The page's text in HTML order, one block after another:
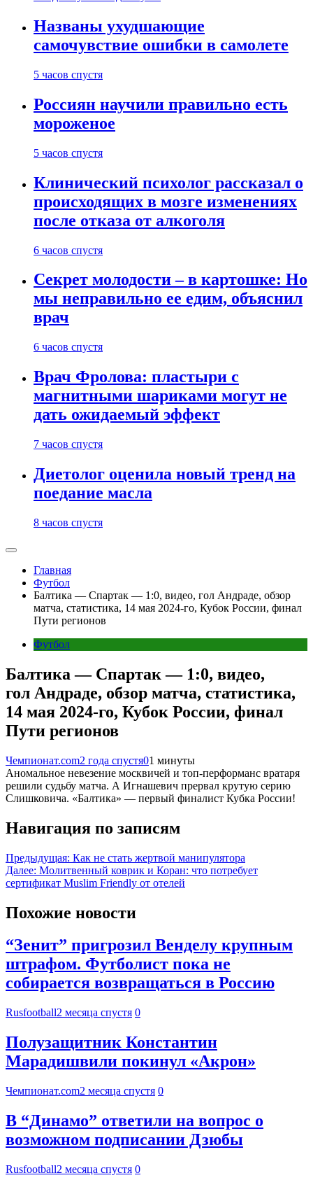
Названы ухудшающие
самочувствие ошибки в самолете
5 часов спустя
Россиян научили правильно есть
мороженое
5 часов спустя
Клинический психолог рассказал о
происходящих в мозге изменениях
после отказа от алкоголя
6 часов спустя
Секрет молодости – в картошке: Но
мы неправильно ее едим, объяснил
врач
6 часов спустя
Врач Фролова: пластыри с
магнитными шариками могут не
дать ожидаемый эффект
7 часов спустя
Диетолог оценила новый тренд на
поедание масла
8 часов спустя
Главная
Футбол
Балтика — Спартак — 1:0, видео, гол Андраде, обзор
матча, статистика, 14 мая 2024-го, Кубок России, финал
Пути регионов
Футбол
Балтика — Спартак — 1:0, видео,
гол Андраде, обзор матча, статистика,
14 мая 2024-го, Кубок России, финал
Пути регионов
Чемпионат.com2 года спустя01 минуты
Аномальное невезение москвичей и топ-перформанс вратаря
решили судьбу матча. А Игнашевич прервал крутую серию
Слишковича. «Балтика» — первый финалист Кубка России!
Навигация по записям
Предыдущая: Как не стать жертвой манипулятора
Далее: Молитвенный коврик и Коран: что потребует
сертификат Muslim Friendly от отелей
Похожие новости
“Зенит” пригрозил Венделу крупным
штрафом. Футболист пока не
собирается возвращаться в Россию
Rusfootball2 месяца спустя 0
Полузащитник Константин
Марадишвили покинул «Акрон»
Чемпионат.com2 месяца спустя 0
В “Динамо” ответили на вопрос о
возможном подписании Дзюбы
Rusfootball2 месяца спустя 0